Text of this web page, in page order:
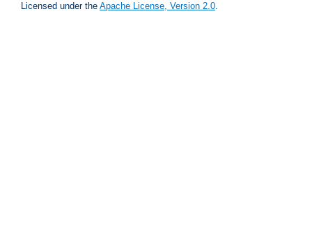
Licensed under the Apache License, Version 2.0.